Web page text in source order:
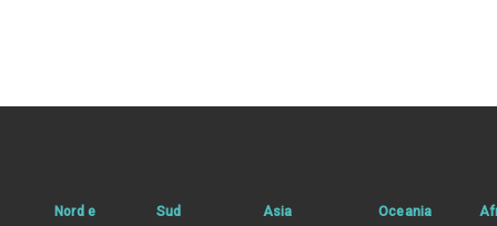
Nord e
Sud
Asia Oceania